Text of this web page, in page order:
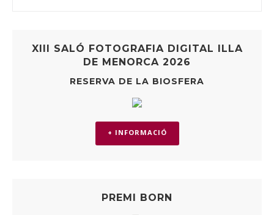
XIII SALÓ FOTOGRAFIA DIGITAL ILLA
DE MENORCA 2026
RESERVA DE LA BIOSFERA
+ INFORMACIÓ
PREMI BORN